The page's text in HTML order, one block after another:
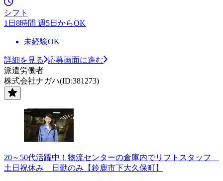
シフト
1日8時間 週5日からOK
未経験OK
詳細を見る
応募画面に進む
派遣労働者
株式会社ナガハ(ID:381273)
20～50代活躍中！物流センターの倉庫内でリフトスタッフ
土日祝休み 日勤のみ【鈴鹿市下大久保町】